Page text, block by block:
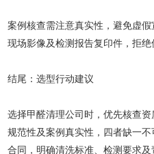
案例核查需注意真实性，避免虚
现场影像及检测报告复印件，拒绝
结尾：选型行动建议
选择甲醛清理公司时，优先核查
规范性及案例真实性，四者缺一
合同，明确清洗标准、检测要求